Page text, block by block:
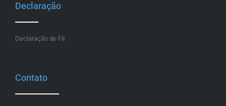
Declaração
Declaração de Fé
Contato